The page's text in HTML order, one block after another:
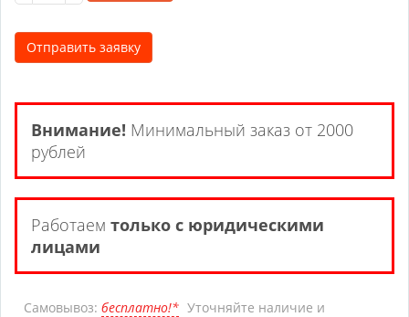
Отправить заявку
Внимание! Минимальный заказ от 2000
рублей
Работаем только с юридическими
лицами
Самовывоз: бесплатно!* Уточняйте наличие и